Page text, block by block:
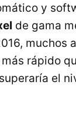
y
de gama
muchos
rápido
el